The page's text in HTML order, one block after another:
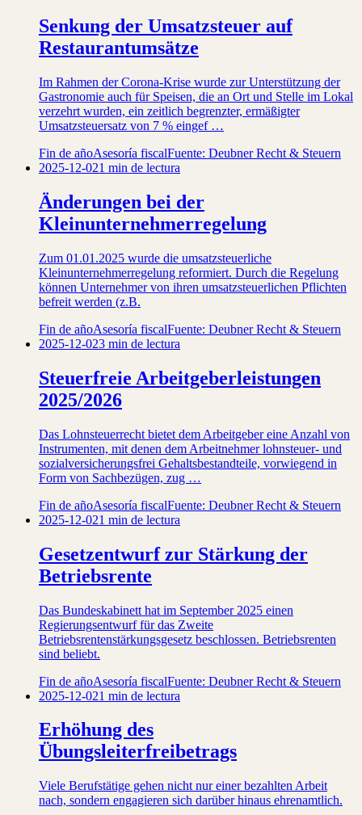
Senkung der Umsatzsteuer auf
Restaurantumsätze
Im Rahmen der Corona-Krise wurde zur Unterstützung der
Gastronomie auch für Speisen, die an Ort und Stelle im Lokal
verzehrt wurden, ein zeitlich begrenzter, ermäßigter
Umsatzsteuersatz von 7 % eingef …
Fin de añoAsesoría fiscalFuente: Deubner Recht & Steuern
2025-12-021 min de lectura
Änderungen bei der
Kleinunternehmerregelung
Zum 01.01.2025 wurde die umsatzsteuerliche
Kleinunternehmerregelung reformiert. Durch die Regelung
können Unternehmer von ihren umsatzsteuerlichen Pflichten
befreit werden (z.B.
Fin de añoAsesoría fiscalFuente: Deubner Recht & Steuern
2025-12-023 min de lectura
Steuerfreie Arbeitgeberleistungen
2025/2026
Das Lohnsteuerrecht bietet dem Arbeitgeber eine Anzahl von
Instrumenten, mit denen dem Arbeitnehmer lohnsteuer- und
sozialversicherungsfrei Gehaltsbestandteile, vorwiegend in
Form von Sachbezügen, zug …
Fin de añoAsesoría fiscalFuente: Deubner Recht & Steuern
2025-12-021 min de lectura
Gesetzentwurf zur Stärkung der
Betriebsrente
Das Bundeskabinett hat im September 2025 einen
Regierungsentwurf für das Zweite
Betriebsrentenstärkungsgesetz beschlossen. Betriebsrenten
sind beliebt.
Fin de añoAsesoría fiscalFuente: Deubner Recht & Steuern
2025-12-021 min de lectura
Erhöhung des
Übungsleiterfreibetrags
Viele Berufstätige gehen nicht nur einer bezahlten Arbeit
nach, sondern engagieren sich darüber hinaus ehrenamtlich.